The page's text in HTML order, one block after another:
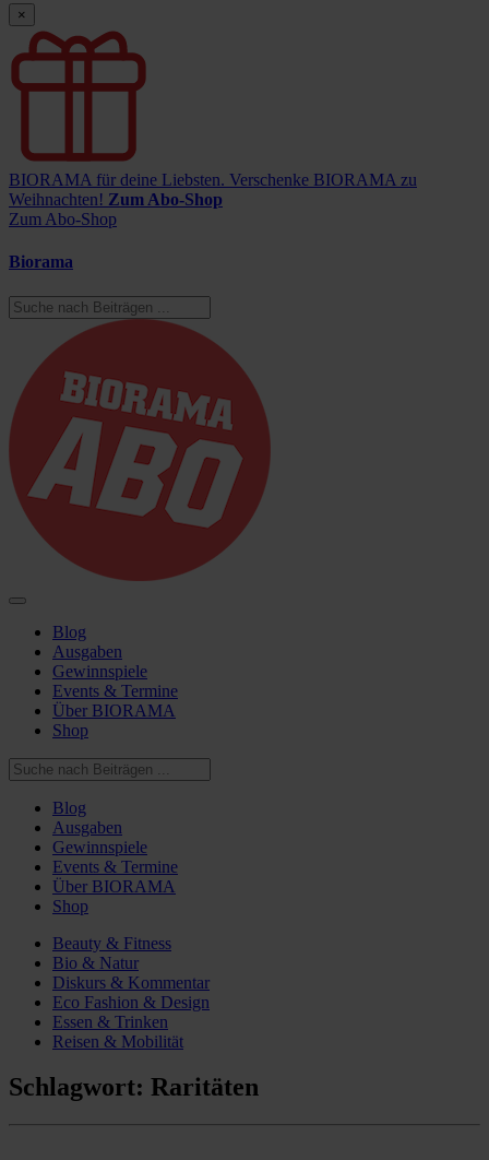
×
BIORAMA für deine Liebsten. Verschenke BIORAMA zu
Weihnachten! Zum Abo-Shop
Zum Abo-Shop
Biorama
Blog
Ausgaben
Gewinnspiele
Events & Termine
Über BIORAMA
Shop
Blog
Ausgaben
Gewinnspiele
Events & Termine
Über BIORAMA
Shop
Beauty & Fitness
Bio & Natur
Diskurs & Kommentar
Eco Fashion & Design
Essen & Trinken
Reisen & Mobilität
Schlagwort: Raritäten